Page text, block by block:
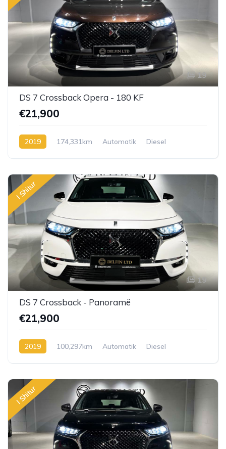
19
DS 7 Crossback Opera - 180 KF
€21,900
2019 174,331km Automatik Diesel
I Shitur
19
DS 7 Crossback - Panoramë
€21,900
2019 100,297km Automatik Diesel
I Shitur